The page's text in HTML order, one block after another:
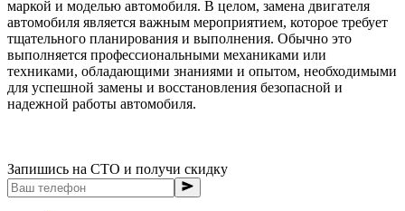
маркой и моделью автомобиля. В целом, замена двигателя
автомобиля является важным мероприятием, которое требует
тщательного планирования и выполнения. Обычно это
выполняется профессиональными механиками или
техниками, обладающими знаниями и опытом, необходимыми
для успешной замены и восстановления безопасной и
надежной работы автомобиля.
Запишись на СТО и получи скидку